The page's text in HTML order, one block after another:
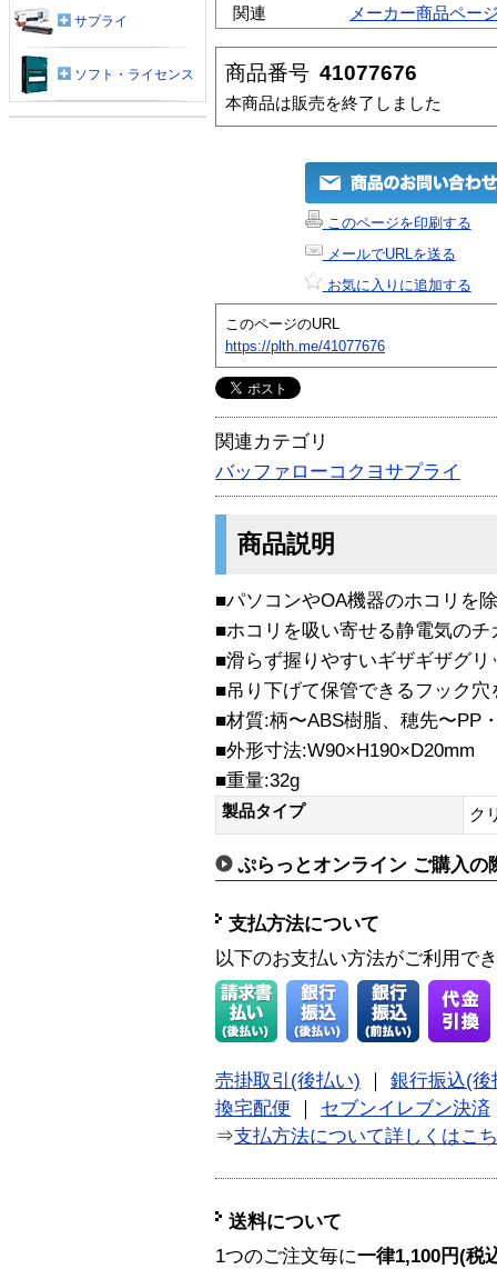
関連
メーカー商品ペー
商品番号 41077676
本商品は販売を終了しました
このページを印刷する
メールでURLを送る
お気に入りに追加する
このページのURL
https://plth.me/41077676
関連カテゴリ
バッファローコクヨサプライ
商品説明
■パソコンやOA機器のホコリを
■ホコリを吸い寄せる静電気のチ
■滑らず握りやすいギザギザグリ
■吊り下げて保管できるフック穴
■材質:柄〜ABS樹脂、穂先〜PP
■外形寸法:W90×H190×D20mm
■重量:32g
製品タイプ ク
ぷらっとオンライン ご購入の
支払方法について
以下のお支払い方法がご利用で
売掛取引(後払い)
銀行振込(後
換宅配便
セブンイレブン決済
⇒支払方法について詳しくはこ
送料について
1つのご注文毎に一律1,100円(税
サプライ
ソフト・ライセンス